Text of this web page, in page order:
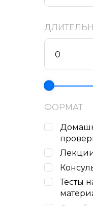
ФОРМАТ
Тесты